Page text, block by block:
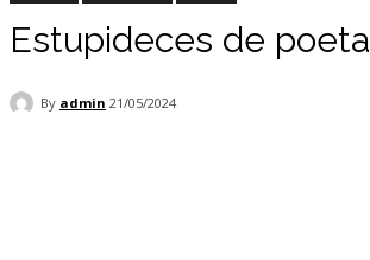
Estupideces de poeta
By admin 21/05/2024